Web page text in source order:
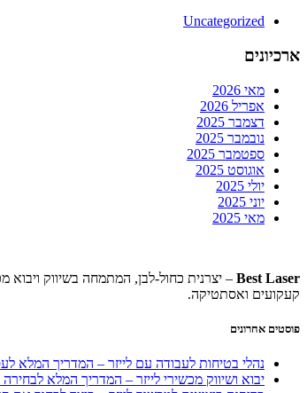
Uncategorized
ארכיונים
מאי 2026
אפריל 2026
דצמבר 2025
נובמבר 2025
ספטמבר 2025
אוגוסט 2025
יולי 2025
יוני 2025
מאי 2025
Best Laser – יצרנית כחול-לבן, המתמחה בשיווק
קעקועים ואסתטיקה.
פוסטים אחרונים
נהלי בטיחות לעבודה עם לייזר – המדריך המלא
יבוא ושיווק מכשירי לייזר – המדריך המלא לבחירה